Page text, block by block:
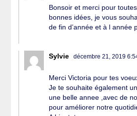
Bonsoir et merci pour
bonnes idées, je vous
de fin d’année et à l année
Sylvie décembre 21, 2019
Merci Victoria pour tes
Je te souhaite également
une belle annee ,avec de
pour améliorer notre